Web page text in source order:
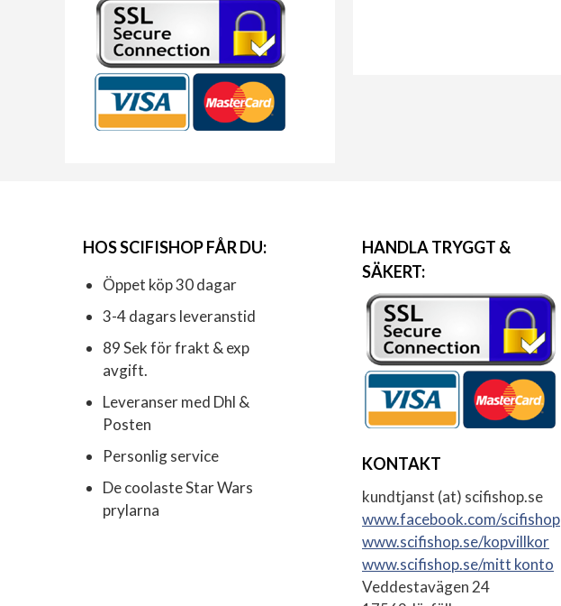
HOS SCIFISHOP FÅR DU:
Öppet köp 30 dagar
3-4 dagars leveranstid
89 Sek för frakt & exp
avgift.
Leveranser med Dhl &
Posten
Personlig service
De coolaste Star Wars
prylarna
HANDLA TRYGGT &
SÄKERT:
KONTAKT
kundtjanst (at) scifishop.se
www.facebook.com/scifishop
www.scifishop.se/kopvillkor
www.scifishop.se/mitt konto
Veddestavägen 24